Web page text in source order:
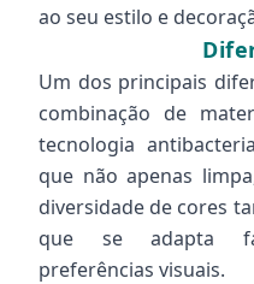
ao seu estilo e
Um dos principais
combinação de
tecnologia
que não apenas
diversidade de cores
que se adapta
preferências visuais.